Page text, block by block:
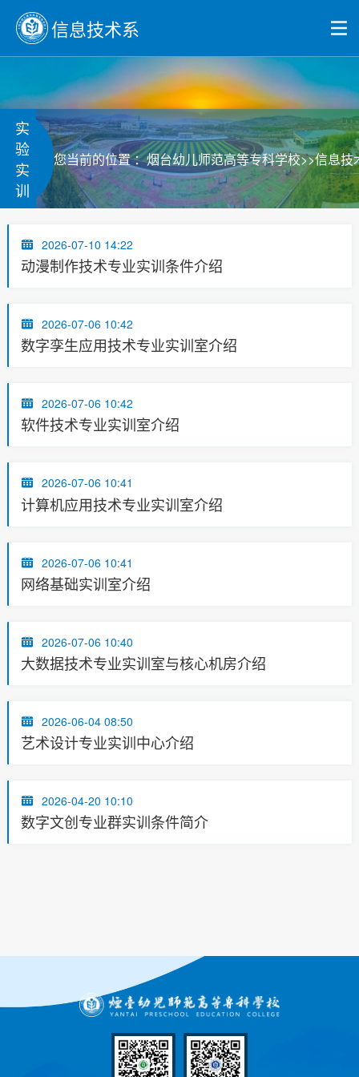
信息技术系
实
验
实
训
您当前的位置 ：烟台幼儿师范高等专科学校>>信息技
2026-07-10 14:22
动漫制作技术专业实训条件介绍
2026-07-06 10:42
数字孪生应用技术专业实训室介绍
2026-07-06 10:42
软件技术专业实训室介绍
2026-07-06 10:41
计算机应用技术专业实训室介绍
2026-07-06 10:41
网络基础实训室介绍
2026-07-06 10:40
大数据技术专业实训室与核心机房介绍
2026-06-04 08:50
艺术设计专业实训中心介绍
2026-04-20 10:10
数字文创专业群实训条件简介